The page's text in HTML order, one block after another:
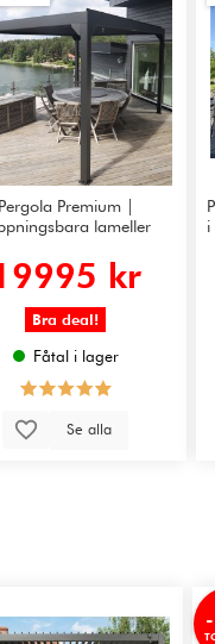
Pergola Premium |
lameller
kr
Bra deal!
Fåtal i lager
Se alla
i